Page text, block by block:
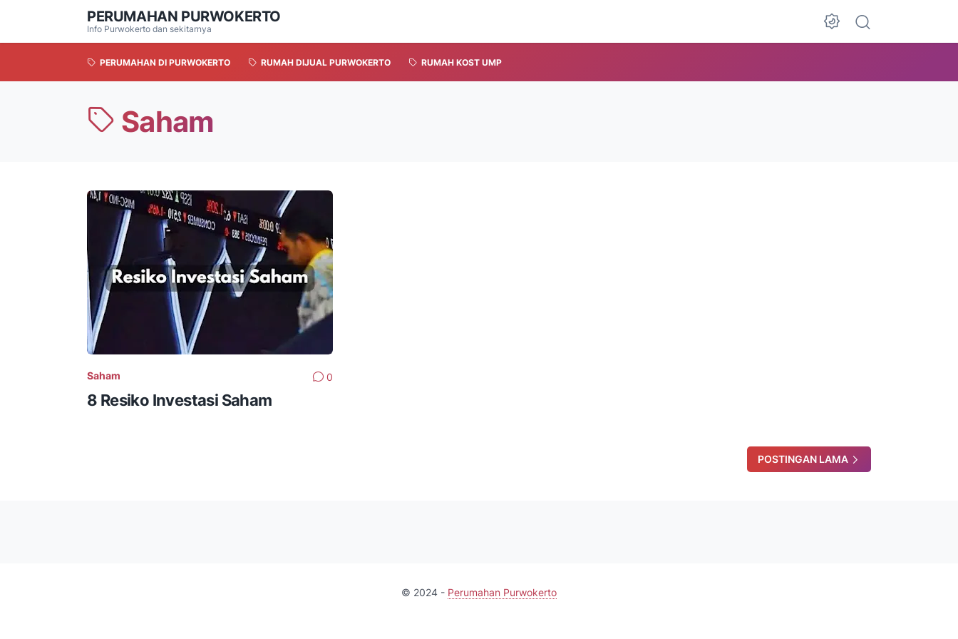
PERUMAHAN PURWOKERTO
Info Purwokerto dan sekitarnya
PERUMAHAN DI PURWOKERTO RUMAH DIJUAL PURWOKERTO RUMAH KOST UMP
Saham
Saham 0
8 Resiko Investasi Saham
POSTINGAN LAMA
© 2024 - Perumahan Purwokerto